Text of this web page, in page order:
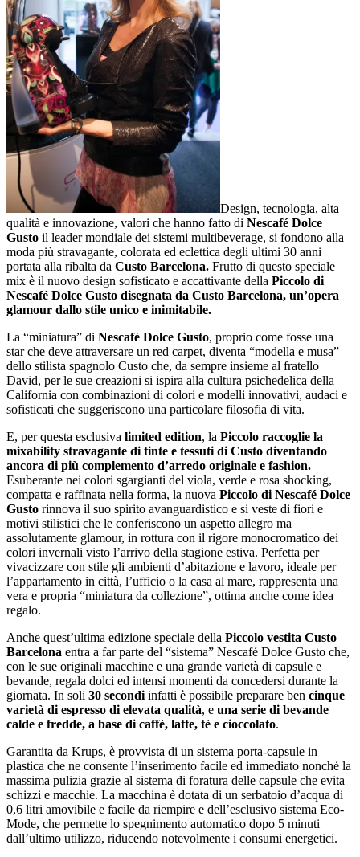
Design, tecnologia, alta
qualità e innovazione, valori che hanno fatto di Nescafé Dolce
Gusto il leader mondiale dei sistemi multibeverage, si fondono alla
moda più stravagante, colorata ed eclettica degli ultimi 30 anni
portata alla ribalta da Custo Barcelona. Frutto di questo speciale
mix è il nuovo design sofisticato e accattivante della Piccolo di
Nescafé Dolce Gusto disegnata da Custo Barcelona, un’opera
glamour dallo stile unico e inimitabile.
La “miniatura” di Nescafé Dolce Gusto, proprio come fosse una
star che deve attraversare un red carpet, diventa “modella e musa”
dello stilista spagnolo Custo che, da sempre insieme al fratello
David, per le sue creazioni si ispira alla cultura psichedelica della
California con combinazioni di colori e modelli innovativi, audaci e
sofisticati che suggeriscono una particolare filosofia di vita.
E, per questa esclusiva limited edition, la Piccolo raccoglie la
mixability stravagante di tinte e tessuti di Custo diventando
ancora di più complemento d’arredo originale e fashion.
Esuberante nei colori sgargianti del viola, verde e rosa shocking,
compatta e raffinata nella forma, la nuova Piccolo di Nescafé Dolce
Gusto rinnova il suo spirito avanguardistico e si veste di fiori e
motivi stilistici che le conferiscono un aspetto allegro ma
assolutamente glamour, in rottura con il rigore monocromatico dei
colori invernali visto l’arrivo della stagione estiva. Perfetta per
vivacizzare con stile gli ambienti d’abitazione e lavoro, ideale per
l’appartamento in città, l’ufficio o la casa al mare, rappresenta una
vera e propria “miniatura da collezione”, ottima anche come idea
regalo.
Anche quest’ultima edizione speciale della Piccolo vestita Custo
Barcelona entra a far parte del “sistema” Nescafé Dolce Gusto che,
con le sue originali macchine e una grande varietà di capsule e
bevande, regala dolci ed intensi momenti da concedersi durante la
giornata. In soli 30 secondi infatti è possibile preparare ben cinque
varietà di espresso di elevata qualità, e una serie di bevande
calde e fredde, a base di caffè, latte, tè e cioccolato.
Garantita da Krups, è provvista di un sistema porta-capsule in
plastica che ne consente l’inserimento facile ed immediato nonché la
massima pulizia grazie al sistema di foratura delle capsule che evita
schizzi e macchie. La macchina è dotata di un serbatoio d’acqua di
0,6 litri amovibile e facile da riempire e dell’esclusivo sistema Eco-
Mode, che permette lo spegnimento automatico dopo 5 minuti
dall’ultimo utilizzo, riducendo notevolmente i consumi energetici.